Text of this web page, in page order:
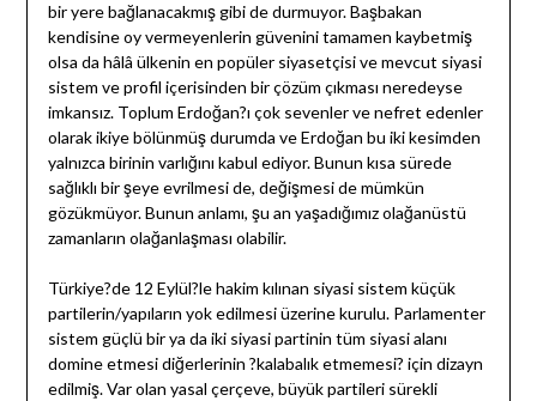
bir yere bağlanacakmış gibi de durmuyor. Başbakan
kendisine oy vermeyenlerin güvenini tamamen kaybetmiş
olsa da hâlâ ülkenin en popüler siyasetçisi ve mevcut siyasi
sistem ve profil içerisinden bir çözüm çıkması neredeyse
imkansız. Toplum Erdoğan?ı çok sevenler ve nefret edenler
olarak ikiye bölünmüş durumda ve Erdoğan bu iki kesimden
yalnızca birinin varlığını kabul ediyor. Bunun kısa sürede
sağlıklı bir şeye evrilmesi de, değişmesi de mümkün
gözükmüyor. Bunun anlamı, şu an yaşadığımız olağanüstü
zamanların olağanlaşması olabilir.
Türkiye?de 12 Eylül?le hakim kılınan siyasi sistem küçük
partilerin/yapıların yok edilmesi üzerine kurulu. Parlamenter
sistem güçlü bir ya da iki siyasi partinin tüm siyasi alanı
domine etmesi diğerlerinin ?kalabalık etmemesi? için dizayn
edilmiş. Var olan yasal çerçeve, büyük partileri sürekli